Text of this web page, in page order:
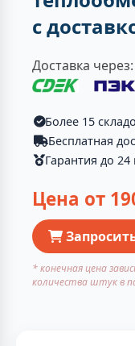
с
Доставка через:
Более 15
Бесплатная
Гарантия до 24
Цена от
* конечная цена
количества штук в